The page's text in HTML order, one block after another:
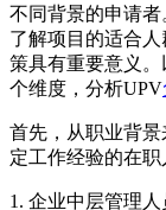
不同背景的申请者
了解项目的适合
策具有重要意义
个维度，分析UPV
首先，从职业背
定工作经验的在职
1. 企业中层管理